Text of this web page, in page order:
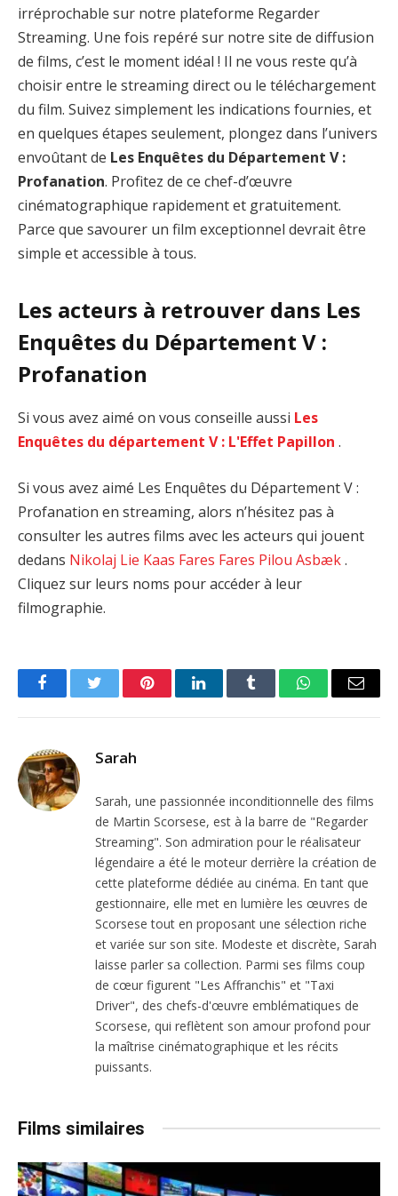
irréprochable sur notre plateforme Regarder
Streaming. Une fois repéré sur notre site de diffusion
de films, c’est le moment idéal ! Il ne vous reste qu’à
choisir entre le streaming direct ou le téléchargement
du film. Suivez simplement les indications fournies, et
en quelques étapes seulement, plongez dans l’univers
envoûtant de Les Enquêtes du Département V :
Profanation. Profitez de ce chef-d’œuvre
cinématographique rapidement et gratuitement.
Parce que savourer un film exceptionnel devrait être
simple et accessible à tous.
Les acteurs à retrouver dans Les
Enquêtes du Département V :
Profanation
Si vous avez aimé on vous conseille aussi Les
Enquêtes du département V : L'Effet Papillon .
Si vous avez aimé Les Enquêtes du Département V :
Profanation en streaming, alors n’hésitez pas à
consulter les autres films avec les acteurs qui jouent
dedans Nikolaj Lie Kaas Fares Fares Pilou Asbæk.
Cliquez sur leurs noms pour accéder à leur
filmographie.
FacebookTwitter PinterestLinkedInTumblr WhatsAppEmail
Sarah
Sarah, une passionnée inconditionnelle des films
de Martin Scorsese, est à la barre de "Regarder
Streaming". Son admiration pour le réalisateur
légendaire a été le moteur derrière la création de
cette plateforme dédiée au cinéma. En tant que
gestionnaire, elle met en lumière les œuvres de
Scorsese tout en proposant une sélection riche
et variée sur son site. Modeste et discrète, Sarah
laisse parler sa collection. Parmi ses films coup
de cœur figurent "Les Affranchis" et "Taxi
Driver", des chefs-d'œuvre emblématiques de
Scorsese, qui reflètent son amour profond pour
la maîtrise cinématographique et les récits
puissants.
Films similaires